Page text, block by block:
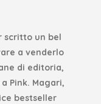
scritto un bel
a venderlo
di editoria,
Pink. Magari,
bestseller